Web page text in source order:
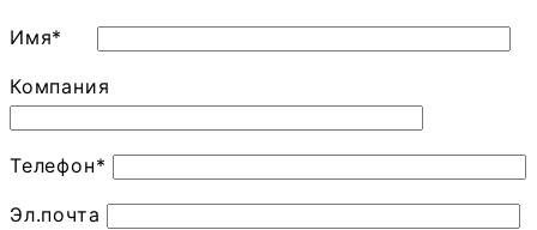
Имя*
Компания
Телефон*
Эл.почта